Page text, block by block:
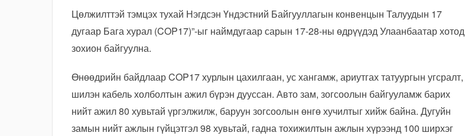
Цөлжилттэй тэмцэх тухай Нэгдсэн Үндэстний Байгууллагын конвенцын Талуудын 17
дугаар Бага хурал (COP17)”-ыг наймдугаар сарын 17-28-ны өдрүүдэд Улаанбаатар хотод
зохион байгуулна.
Өнөөдрийн байдлаар COP17 хурлын цахилгаан, ус хангамж, ариутгах татуургын угсралт,
шилэн кабель холболтын ажил бүрэн дууссан. Авто зам, зогсоолын байгууламж барих
нийт ажил 80 хувьтай үргэлжилж, баруун зогсоолын өнгө хучилтыг хийж байна. Дугуйн
замын нийт ажлын гүйцэтгэл 98 хувьтай, гадна тохижилтын ажлын хүрээнд 100 ширхэг